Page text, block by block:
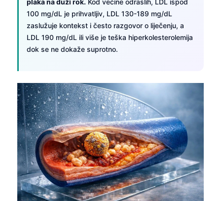
100 mg/dL je prihvatljiv, LDL 130-189 mg/dL
zaslužuje kontekst i često razgovor o liječenju, a
LDL 190 mg/dL ili više je teška hiperkolesterolemija
dok se ne dokaže suprotno.